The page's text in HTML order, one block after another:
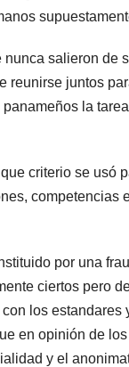
salieron de
reunirse juntos
la
criterio se usó
competencias
por una
ciertos pero
los estandares
en opinión de
y el